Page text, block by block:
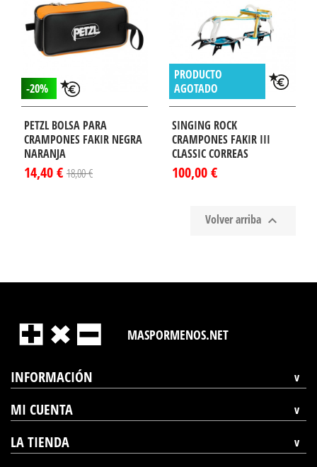
-20%
PETZL BOLSA PARA
CRAMPONES FAKIR NEGRA
NARANJA
14,40 € 18,00 €
PRODUCTO
AGOTADO
SINGING ROCK
CRAMPONES FAKIR III
CLASSIC CORREAS
100,00 €
Volver arriba 
MASPORMENOS.NET
INFORMACIÓN
MI CUENTA
LA TIENDA